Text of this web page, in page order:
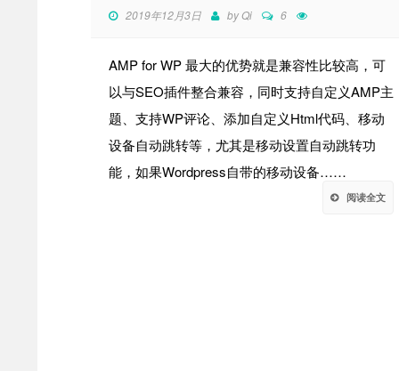
2019年12月3日 byQi 6
AMP for WP 最大的优势就是兼容性比较高，可
以与SEO插件整合兼容，同时支持自定义AMP主
题、支持WP评论、添加自定义Html代码、移动
设备自动跳转等，尤其是移动设置自动跳转功
能，如果Wordpress自带的移动设备……
阅读全文